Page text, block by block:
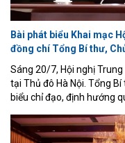
Bài phát biểu Khai mạc
đồng chí Tổng Bí thư,
Sáng 20/7, Hội nghị
tại Thủ đô Hà Nội. Tổng
biểu chỉ đạo, định hướng
tịch nước.